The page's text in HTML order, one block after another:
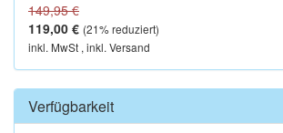
149,95 €
119,00 € (21% reduziert)
inkl. MwSt , inkl. Versand
Verfügbarkeit